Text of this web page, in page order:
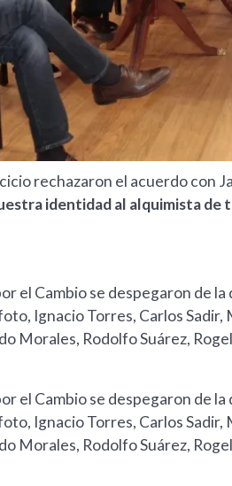
rechazaron el acuerdo con
identidad al alquimista de
el Cambio se despegaron de
Ignacio Torres, Carlos
Morales, Rodolfo Suárez,
el Cambio se despegaron de
Ignacio Torres, Carlos
Morales, Rodolfo Suárez,